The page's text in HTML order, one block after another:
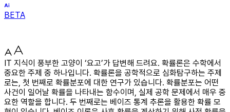
BETA
IT 지식이 풍부한 고양이 ‘요고’가 답변해 드려요. 확률론은 수학에서
중요한 주제 중 하나입니다. 확률론을 공학적으로 심화탐구하는 주제
로는, 첫 번째로 확률분포에 대한 연구가 있습니다. 확률분포는 어떤
사건이 일어날 확률을 나타내는 함수이며, 실제 공학 문제에서 매우 중
요한 역할을 합니다. 두 번째로는 베이즈 통계 추론을 활용한 확률 모